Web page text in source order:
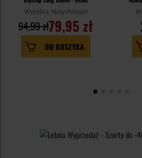
Wysyłka: Natychmiast
79,95 zł
94,99 zł
DO KOSZYKA